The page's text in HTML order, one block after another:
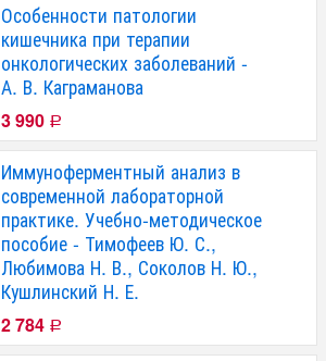
Особенности патологии
кишечника при терапии
онкологических заболеваний -
А. В. Каграманова
3 990 Р
Иммуноферментный анализ в
современной лабораторной
практике. Учебно-методическое
пособие - Тимофеев Ю. С.,
Любимова Н. В., Соколов Н. Ю.,
Кушлинский Н. Е.
2 784 Р